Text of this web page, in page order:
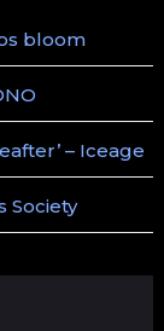
bloom
– Iceage
Society